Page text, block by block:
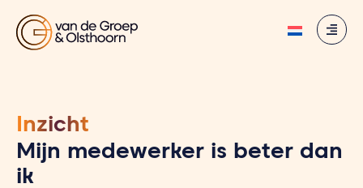
Inzicht
Mijn medewerker is beter dan
ik